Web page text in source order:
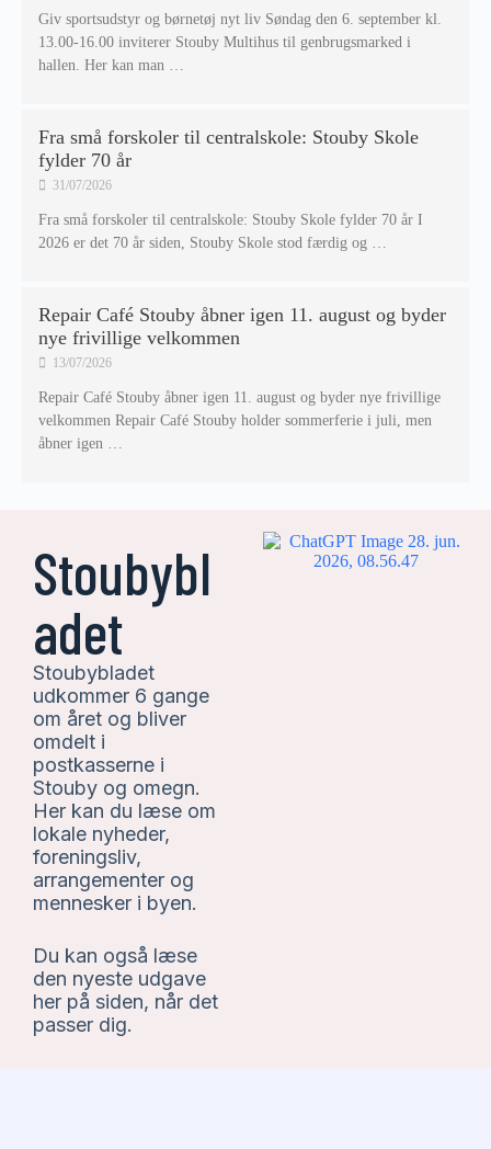
Giv sportsudstyr og børnetøj nyt liv Søndag den 6. september kl.
13.00-16.00 inviterer Stouby Multihus til genbrugsmarked i
hallen. Her kan man …
Fra små forskoler til centralskole: Stouby Skole
fylder 70 år
31/07/2026
Fra små forskoler til centralskole: Stouby Skole fylder 70 år I
2026 er det 70 år siden, Stouby Skole stod færdig og …
Repair Café Stouby åbner igen 11. august og byder
nye frivillige velkommen
13/07/2026
Repair Café Stouby åbner igen 11. august og byder nye frivillige
velkommen Repair Café Stouby holder sommerferie i juli, men
åbner igen …
Stoubybl
adet
Stoubybladet
udkommer 6 gange
om året og bliver
omdelt i
postkasserne i
Stouby og omegn.
Her kan du læse om
lokale nyheder,
foreningsliv,
arrangementer og
mennesker i byen.
Du kan også læse
den nyeste udgave
her på siden, når det
passer dig.